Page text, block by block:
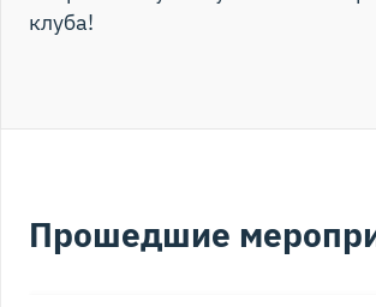
Ирина Геннадьевна Калачёва
клуба!
Прошедшие